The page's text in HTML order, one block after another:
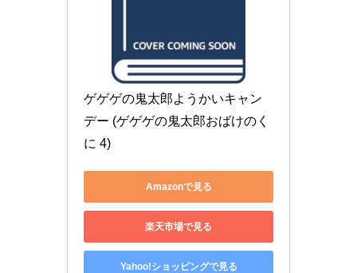
ゲゲゲの鬼太郎ようかいキャン
デー (ゲゲゲの鬼太郎おばけのく
に 4)
Amazonで見る
楽天市場で見る
Yahoo!ショッピングで見る